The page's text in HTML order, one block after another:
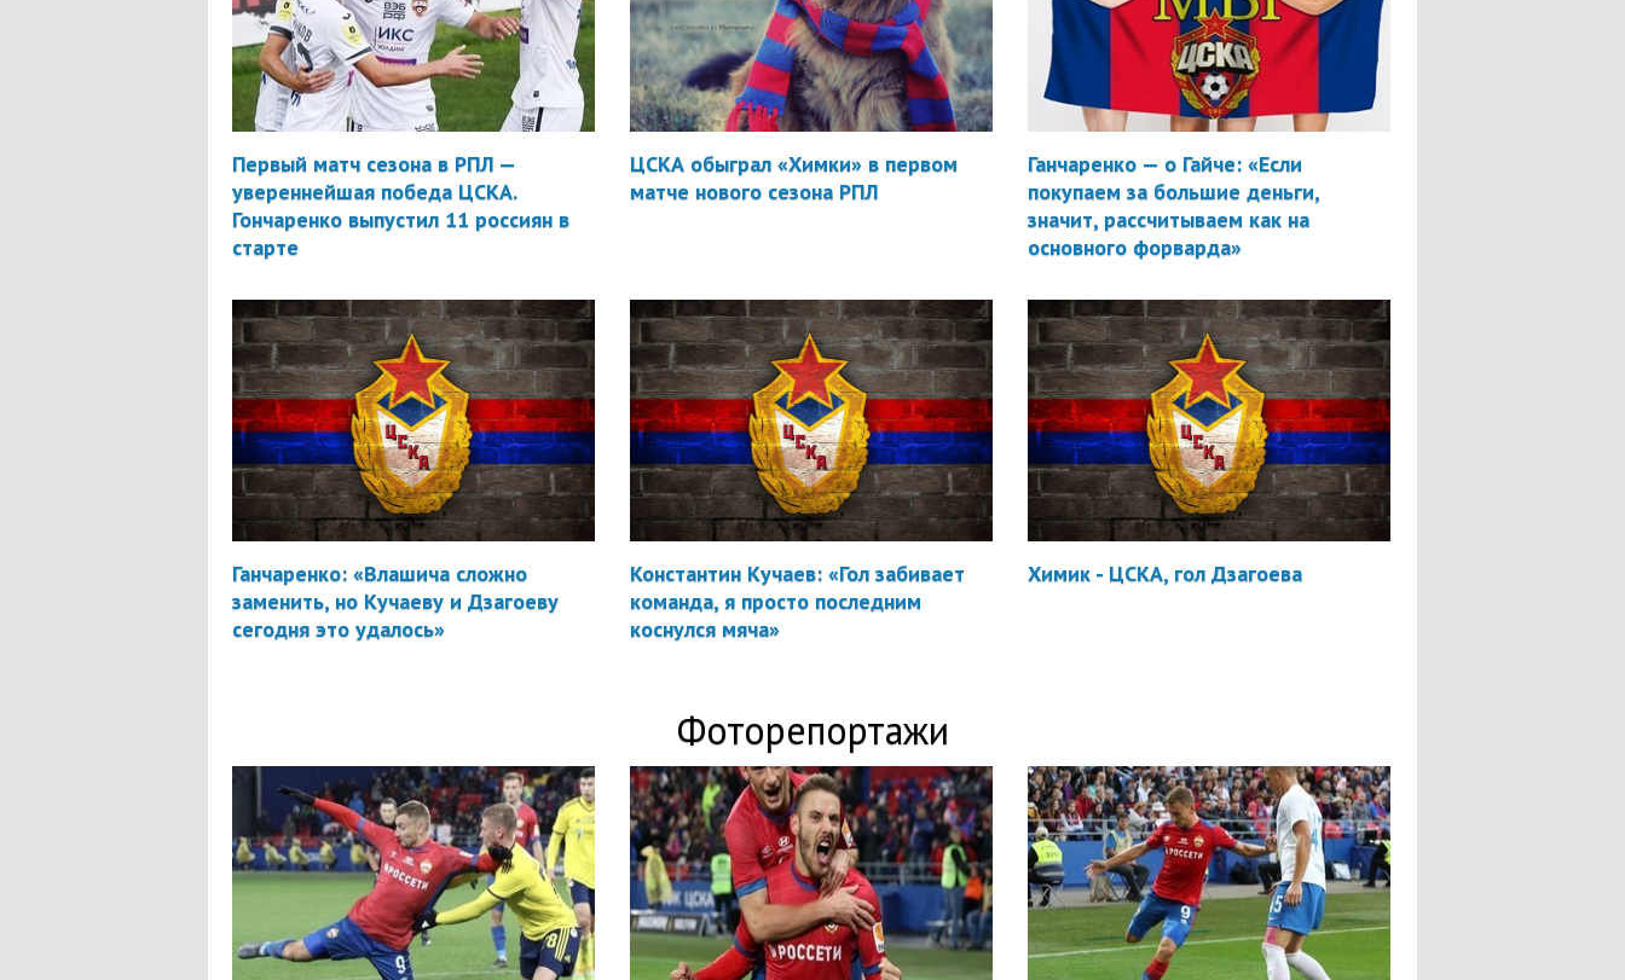
Первый матч сезона в РПЛ —
увереннейшая победа ЦСКА.
Гончаренко выпустил 11 россиян в
старте
ЦСКА обыграл «Химки» в первом
матче нового сезона РПЛ
Ганчаренко — о Гайче: «Если
покупаем за большие деньги,
значит, рассчитываем как на
основного форварда»
Ганчаренко: «Влашича сложно
заменить, но Кучаеву и Дзагоеву
сегодня это удалось»
Константин Кучаев: «Гол забивает
команда, я просто последним
коснулся мяча»
Химик - ЦСКА, гол Дзагоева
Фоторепортажи